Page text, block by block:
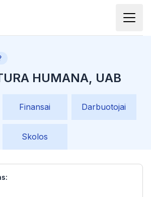
HUMANA, UAB
Finansai Darbuotojai
Skolos